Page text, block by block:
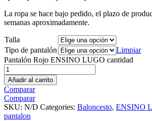
La ropa se hace bajo pedido, el plazo de
semanas aproximadamente.
Talla
Tipo de pantalón
Limpiar
Pantalón Rojo ENSINO LUGO cantidad
Añadir al carrito
Comparar
Comparar
SKU: N/D Categories: Baloncesto, ENSINO
pantalon